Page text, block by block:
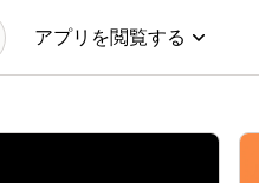
アプリを閲覧する